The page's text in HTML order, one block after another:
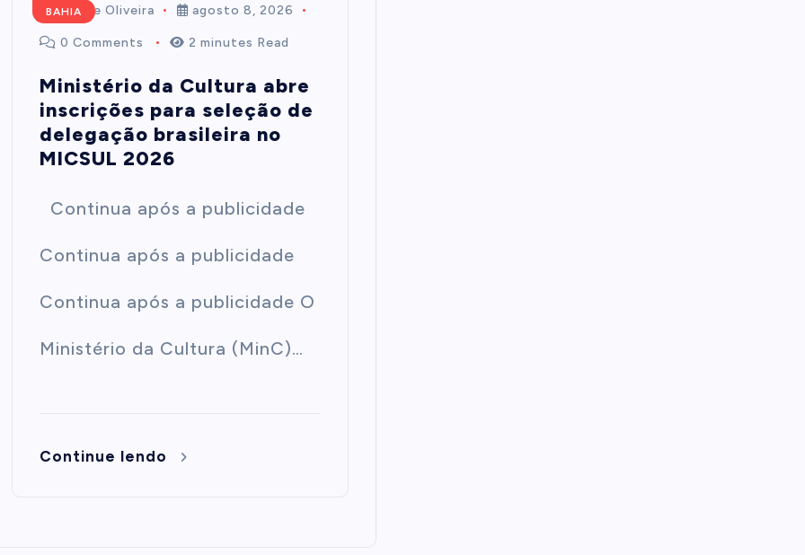
BAHIA
Mairim de Oliveira agosto 8, 2026
0 Comments 2 minutes Read
Ministério da Cultura abre
inscrições para seleção de
delegação brasileira no
MICSUL 2026
Continua após a publicidade
Continua após a publicidade
Continua após a publicidade O
Ministério da Cultura (MinC)…
Continue lendo